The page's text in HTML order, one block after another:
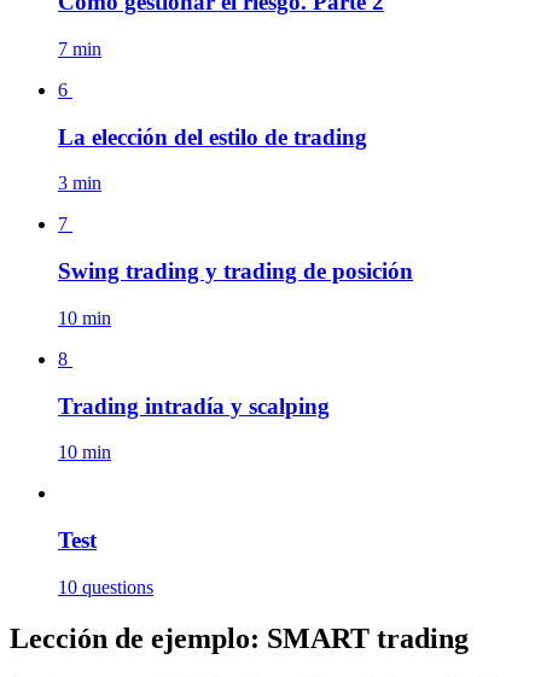
7 min
6
La elección del estilo de trading
3 min
7
Swing trading y trading de posición
10 min
8
Trading intradía y scalping
10 min
Test
10 questions
Lección de ejemplo: SMART trading